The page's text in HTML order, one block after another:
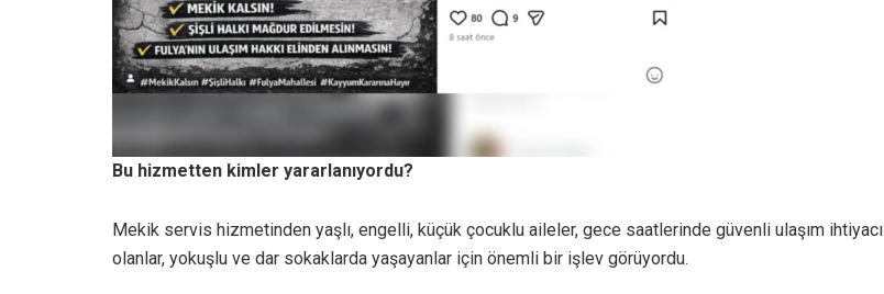
Bu hizmetten kimler yararlanıyordu?
Mekik servis hizmetinden yaşlı, engelli, küçük çocuklu aileler, gece saatlerinde güvenli ulaşım ihtiyacı
olanlar, yokuşlu ve dar sokaklarda yaşayanlar için önemli bir işlev görüyordu.